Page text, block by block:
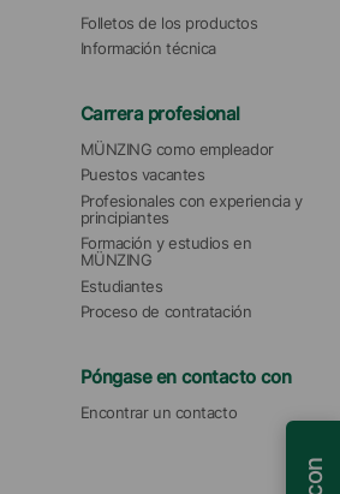
Folletos de los productos
Información técnica
Carrera profesional
MÜNZING como empleador
Puestos vacantes
Profesionales con experiencia y
principiantes
Formación y estudios en
MÜNZING
Estudiantes
Proceso de contratación
Póngase en contacto con
Encontrar un contacto